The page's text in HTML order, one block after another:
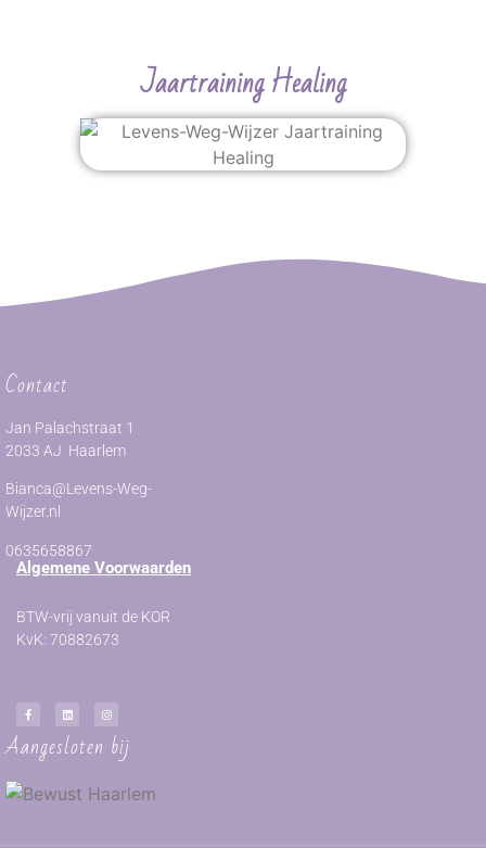
Jaartraining Healing
Contact
Jan Palachstraat 1
2033 AJ Haarlem
Bianca@Levens-Weg-
Wijzer.nl
0635658867
Algemene Voorwaarden
BTW-vrij vanuit de KOR
KvK: 70882673
Aangesloten bij